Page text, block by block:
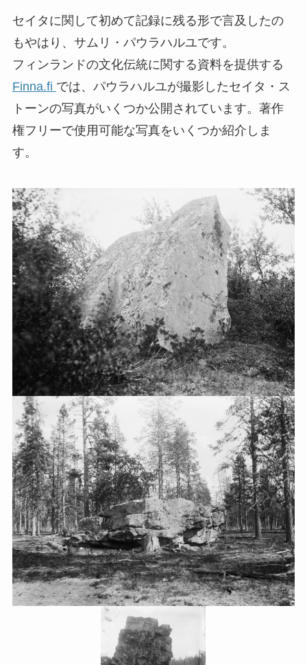
セイタに関して初めて記録に残る形で言及したの
もやはり、サムリ・パウラハルユです。
フィンランドの文化伝統に関する資料を提供する
Finna.fi では、パウラハルユが撮影したセイタ・ス
トーンの写真がいくつか公開されています。著作
権フリーで使用可能な写真をいくつか紹介しま
す。